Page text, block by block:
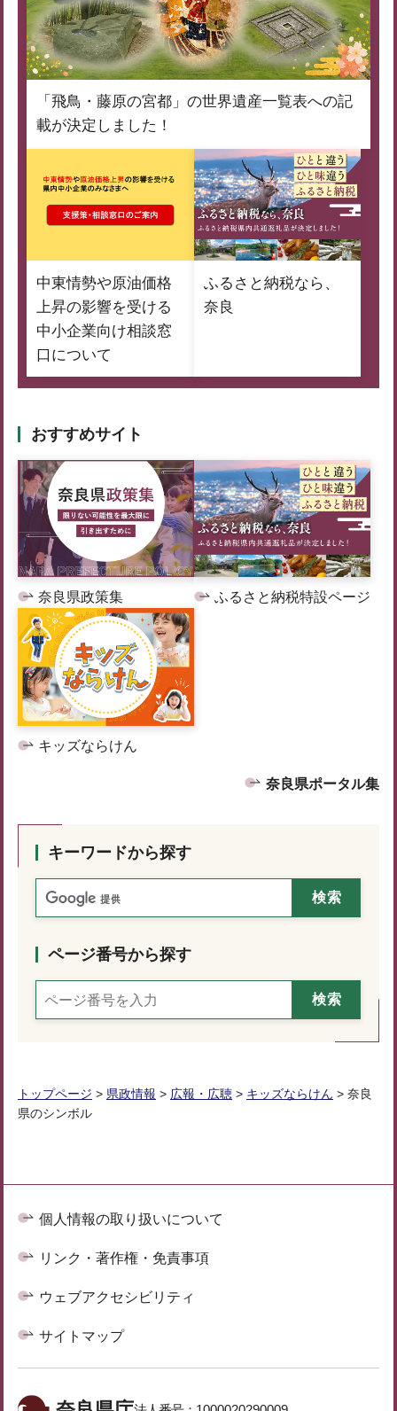
「飛鳥・藤原の宮都」の世界遺産一覧表への記
載が決定しました！
中東情勢や原油価格
上昇の影響を受ける
中小企業向け相談窓
口について
ふるさと納税なら、
奈良
おすすめサイト
奈良県政策集 ふるさと納税特設ページ
キッズならけん
奈良県ポータル集
キーワードから探す
ページ番号から探す
トップページ > 県政情報 > 広報・広聴 > キッズならけん > 奈良
県のシンボル
個人情報の取り扱いについて
リンク・著作権・免責事項
ウェブアクセシビリティ
サイトマップ